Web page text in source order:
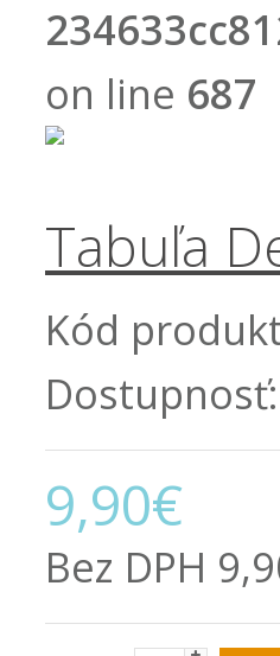
on line 687
Tabuľa
Kód
Dostupnosť:
9,90€
Bez DPH